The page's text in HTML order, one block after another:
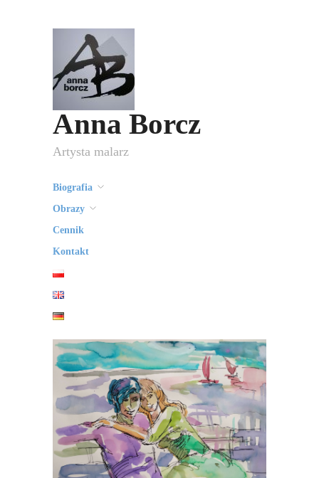
Anna Borcz
Artysta malarz
Biografia
Obrazy
Cennik
Kontakt